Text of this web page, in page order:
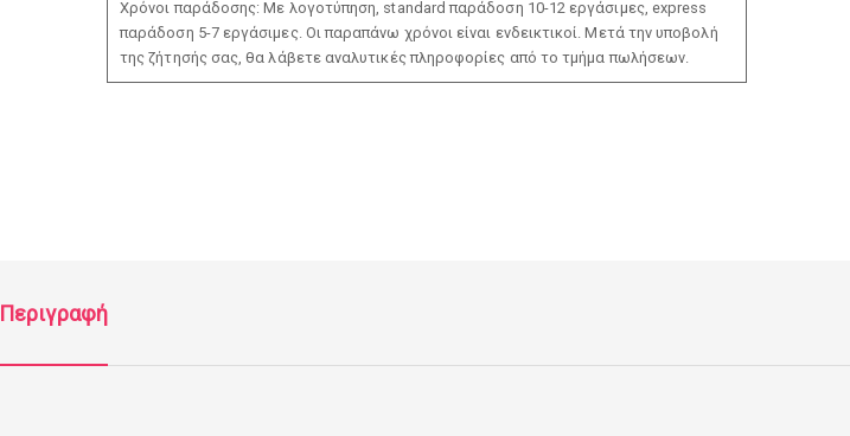
Χρόνοι παράδοσης: Με λογοτύπηση, standard παράδοση 10-12 εργάσιμες, express
παράδοση 5-7 εργάσιμες. Οι παραπάνω χρόνοι είναι ενδεικτικοί. Μετά την υποβολή
της ζήτησής σας, θα λάβετε αναλυτικές πληροφορίες από το τμήμα πωλήσεων.
Περιγραφή